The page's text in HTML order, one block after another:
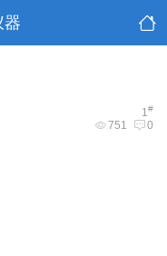
器
1#
751 0